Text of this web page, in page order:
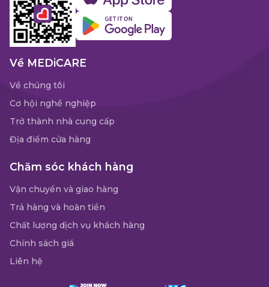
Về MEDiCARE
Về chúng tôi
Cơ hội nghề nghiệp
Trở thành nhà cung cấp
Địa điểm cửa hàng
Chăm sóc khách hàng
Vận chuyển và giao hàng
Trả hàng và hoàn tiền
Chất lượng dịch vụ khách hàng
Chính sách giá
Liên hệ